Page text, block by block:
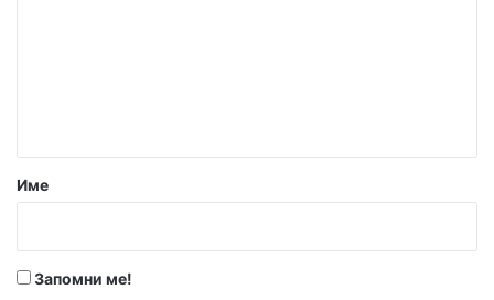
р
Име
Запомни ме!